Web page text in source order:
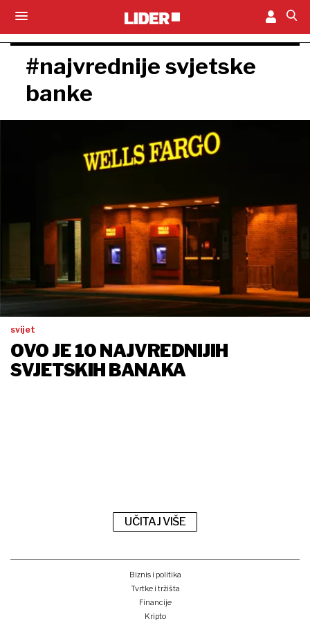
#najvrednije svjetske
banke
svijet
OVO JE 10 NAJVREDNIJIH
SVJETSKIH BANAKA
UČITAJ VIŠE
Biznis i politika
Tvrtke i tržišta
Financije
Kripto